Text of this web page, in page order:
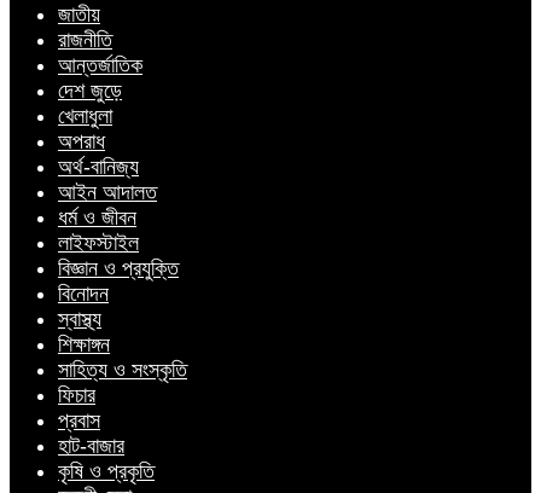
জাতীয়
রাজনীতি
আন্তর্জাতিক
দেশ জুড়ে
খেলাধুলা
অপরাধ
অর্থ-বানিজ্য
আইন আদালত
ধর্ম ও জীবন
লাইফস্টাইল
বিজ্ঞান ও প্রযুক্তি
বিনোদন
স্বাস্থ্য
শিক্ষাঙ্গন
সাহিত্য ও সংস্কৃতি
ফিচার
প্রবাস
হাট-বাজার
কৃষি ও প্রকৃতি